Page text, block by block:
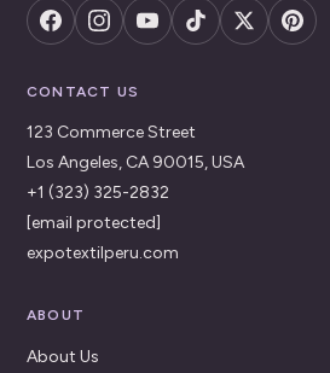
CONTACT US
123 Commerce Street
Los Angeles, CA 90015, USA
+1 (323) 325-2832
[email protected]
expotextilperu.com
ABOUT
About Us